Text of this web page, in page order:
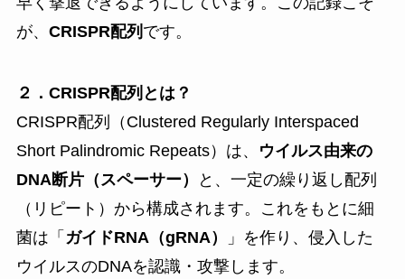
が、 CRISPR配列 です。
２．CRISPR配列とは？
CRISPR配列（Clustered Regularly Interspaced
Short Palindromic Repeats）は、
ウイルス由来の
DNA断片（スペーサー）
と、一定の繰り返し配列
（リピート）から構成されます。これをもとに細
菌は「 ガイドRNA（gRNA）
」を作り、侵入した
ウイルスのDNAを認識・攻撃します。